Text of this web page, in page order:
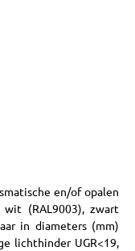
en/of opalen
(RAL9003), zwart
in diameters (mm)
lichthinder UGR<19,